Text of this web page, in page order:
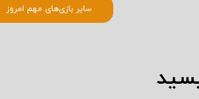
سایر بازی‌های مهم امروز